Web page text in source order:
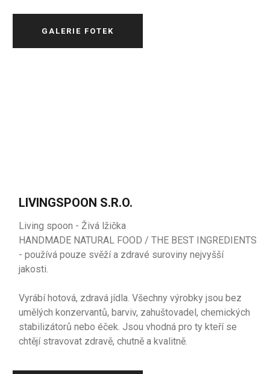
GALERIE FOTEK
LIVINGSPOON S.R.O.
Living spoon - Živá lžička
HANDMADE NATURAL FOOD / THE BEST INGREDIENTS
- používá pouze svěží a zdravé suroviny nejvyšší
jakosti.
Vyrábí hotová, zdravá jídla. Všechny výrobky jsou bez
umělých konzervantů, barviv, zahuštovadel, chemických
stabilizátorů nebo éček. Jsou vhodná pro ty kteří se
chtějí stravovat zdravě, chutně a kvalitně.